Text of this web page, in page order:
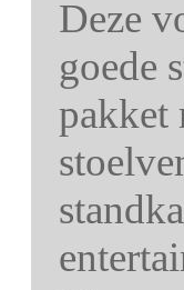
Deze
goede
pakket